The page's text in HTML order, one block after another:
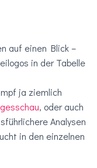
auf einen Blick –
in der Tabelle
ja ziemlich
, oder auch
Analysen
in den einzelnen